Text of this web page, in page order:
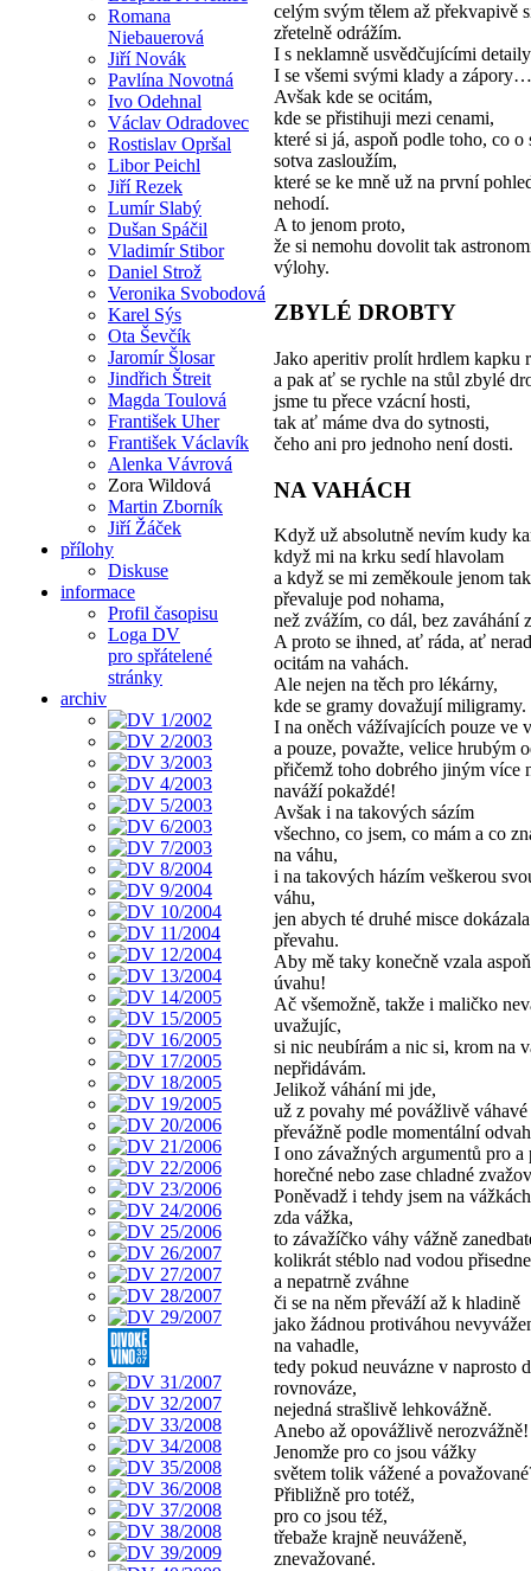
Romana
Niebauerová
Jiří Novák
Pavlína Novotná
Ivo Odehnal
Václav Odradovec
Rostislav Opršal
Libor Peichl
Jiří Rezek
Lumír Slabý
Dušan Spáčil
Vladimír Stibor
Daniel Strož
Veronika Svobodová
Karel Sýs
Ota Ševčík
Jaromír Šlosar
Jindřich Štreit
Magda Toulová
František Uher
František Václavík
Alenka Vávrová
Zora Wildová
Martin Zborník
Jiří Žáček
přílohy
Diskuse
informace
Profil časopisu
Loga DV
pro spřátelené
stránky
archiv
celým svým tělem až překvapivě
zřetelně odrážím.
I s neklamně usvědčujícími
I se všemi svými klady a zápory…
Avšak kde se ocitám,
kde se přistihuji mezi cenami,
které si já, aspoň podle toho, co o
sotva zasloužím,
které se ke mně už na první
nehodí.
A to jenom proto,
že si nemohu dovolit tak
výlohy.
ZBYLÉ DROBTY
Jako aperitiv prolít hrdlem kapku
a pak ať se rychle na stůl zbylé
jsme tu přece vzácní hosti,
tak ať máme dva do sytnosti,
čeho ani pro jednoho není dosti.
NA VAHÁCH
Když už absolutně nevím kudy
když mi na krku sedí hlavolam
a když se mi zeměkoule jenom
převaluje pod nohama,
než zvážím, co dál, bez zaváhání
A proto se ihned, ať ráda, ať
ocitám na vahách.
Ale nejen na těch pro lékárny,
kde se gramy dovažují miligramy.
I na oněch vážívajících pouze ve
a pouze, považte, velice hrubým
přičemž toho dobrého jiným více
naváží pokaždé!
Avšak i na takových sázím
všechno, co jsem, co mám a co
na váhu,
i na takových házím veškerou
váhu,
jen abych té druhé misce
převahu.
Aby mě taky konečně vzala
úvahu!
Ač všemožně, takže i maličko
uvažujíc,
si nic neubírám a nic si, krom na
nepřidávám.
Jelikož váhání mi jde,
už z povahy mé povážlivě
převážně podle momentální
I ono závažných argumentů pro a
horečné nebo zase chladné
Poněvadž i tehdy jsem na
zda vážka,
to závažíčko váhy vážně
kolikrát stéblo nad vodou přisedne
a nepatrně zváhne
či se na něm převáží až k hladině
jako žádnou protiváhou
na vahadle,
tedy pokud neuvázne v naprosto
rovnováze,
nejedná strašlivě lehkovážně.
Anebo až opovážlivě nerozvážně!
Jenomže pro co jsou vážky
světem tolik vážené a
Přibližně pro totéž,
pro co jsou též,
třebaže krajně neuváženě,
znevažované.